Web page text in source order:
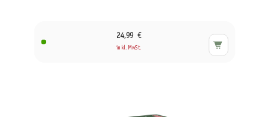
24,99 €
inkl. MwSt.